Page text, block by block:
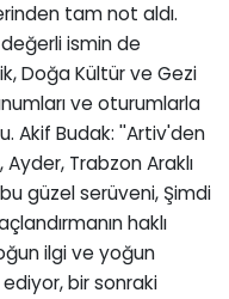
tam not aldı.
ismin de
Doğa Kültür ve Gezi
ve oturumlarla
Akif Budak: ''Artiv'den
Ayder, Trabzon Araklı
güzel serüveni, Şimdi
haklı
ilgi ve yoğun
ediyor, bir sonraki